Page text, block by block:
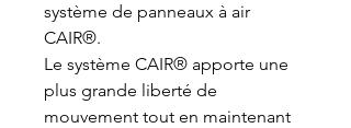
système de panneaux à air
CAIR®.
Le système CAIR® apporte une
plus grande liberté de
mouvement tout en maintenant